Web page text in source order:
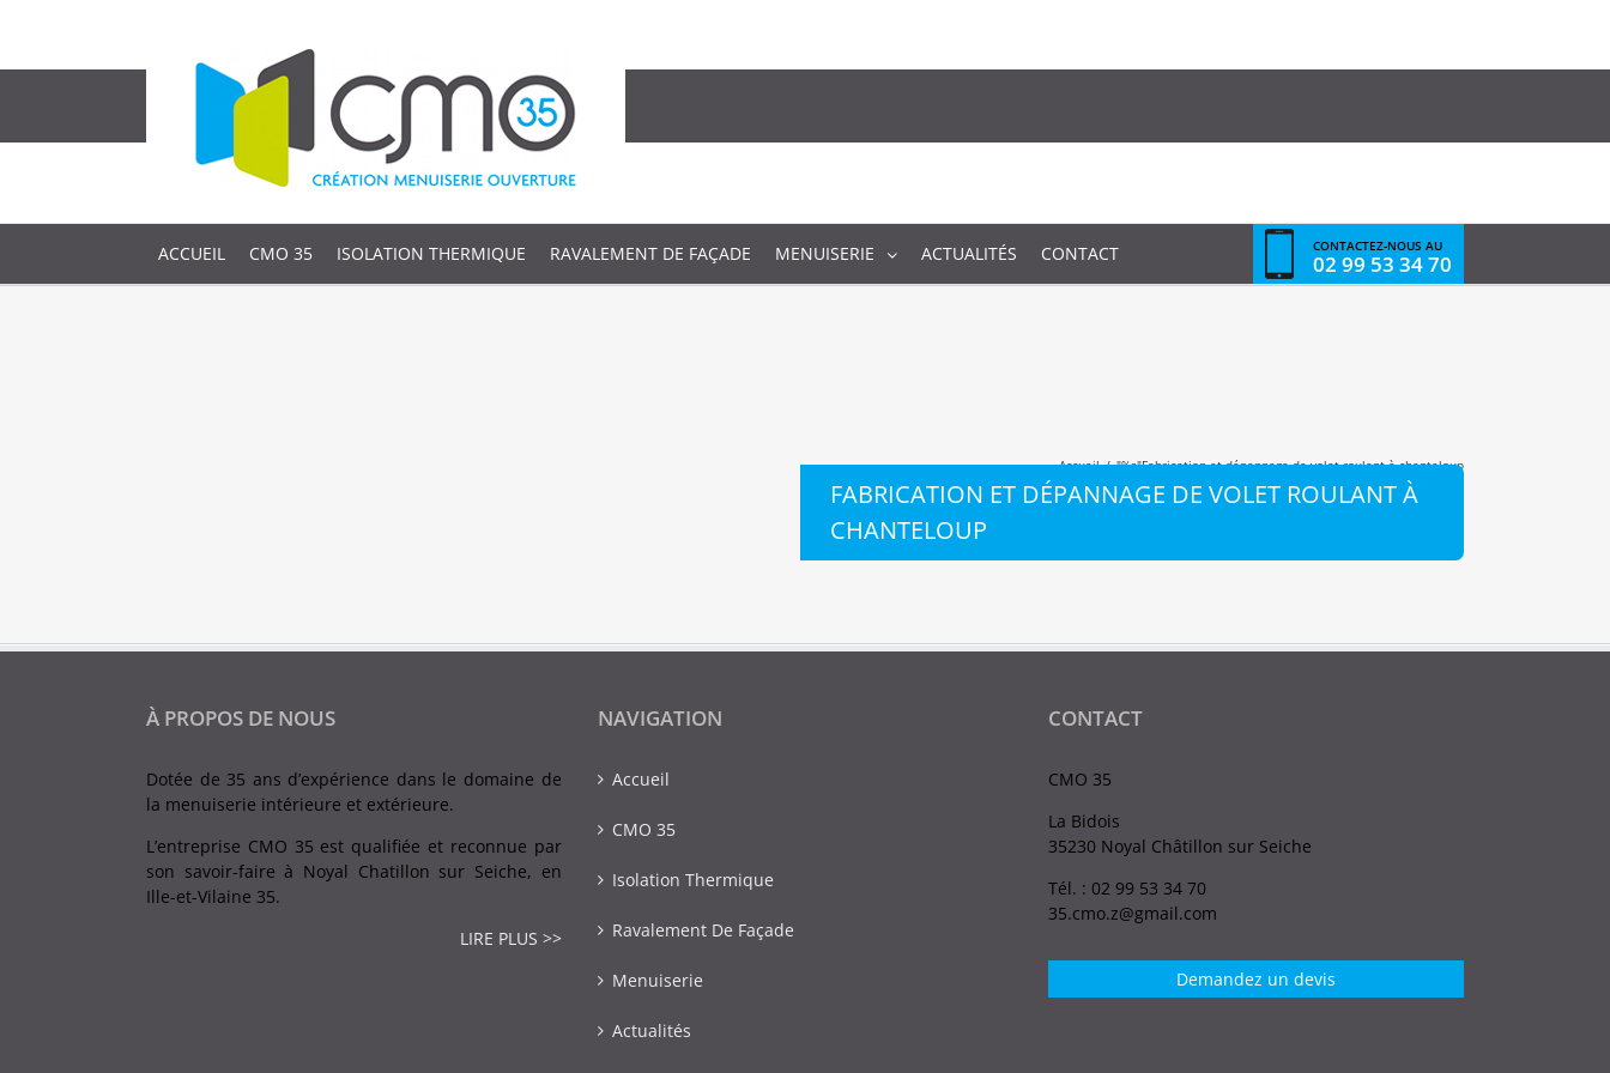
ACCUEIL CMO 35 ISOLATION THERMIQUE RAVALEMENT DE FAÇADE MENUISERIE ACTUALITÉS CONTACT CONTACTEZ-NOUS AU
02 99 53 34 70
FABRICATION ET DÉPANNAGE DE VOLET ROULANT À
CHANTELOUP
Accueil / "%s"Fabrication et dépannage de volet roulant à chanteloup
À PROPOS DE NOUS
Dotée de 35 ans d’expérience dans le domaine de
la menuiserie intérieure et extérieure.
L’entreprise CMO 35 est qualifiée et reconnue par
son savoir-faire à Noyal Chatillon sur Seiche, en
Ille-et-Vilaine 35.
LIRE PLUS >>
NAVIGATION
Accueil
CMO 35
Isolation Thermique
Ravalement De Façade
Menuiserie
Actualités
CONTACT
CMO 35
La Bidois
35230 Noyal Châtillon sur Seiche
Tél. : 02 99 53 34 70
35.cmo.z@gmail.com
Demandez un devis